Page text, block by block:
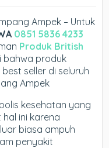
Ampek – Untuk
0851 5836 4233
Produk British
bahwa produk
seller di seluruh
Ampek
kesehatan yang
ini karena
biasa ampuh
penyakit